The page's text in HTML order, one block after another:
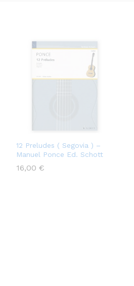
12 Preludes ( Segovia ) –
Manuel Ponce Ed. Schott
16,00 €